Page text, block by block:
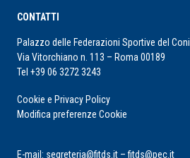
CONTATTI
Palazzo delle Federazioni Sportive del Coni
Via Vitorchiano n. 113 – Roma 00189
Tel +39 06 3272 3243
Cookie e Privacy Policy
Modifica preferenze Cookie
E-mail: segreteria@fitds.it – fitds@pec.it